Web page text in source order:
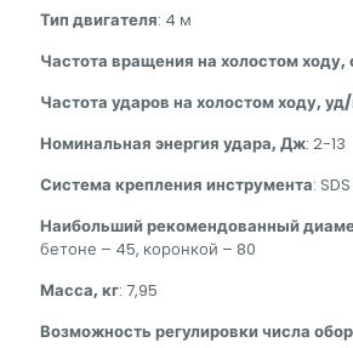
Тип двигателя: 4 м
Частота вращения на холостом ходу,
Частота ударов на холостом ходу,
Номинальная энергия удара, Дж: 2-13
Система крепления инструмента:
Наибольший рекомендованный
бетоне – 45, коронкой – 80
Масса, кг: 7,95
Возможность регулировки числа